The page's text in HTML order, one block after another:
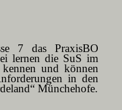
7 das PraxisBO
lernen die SuS im
kennen und können
in den
Münchehofe.